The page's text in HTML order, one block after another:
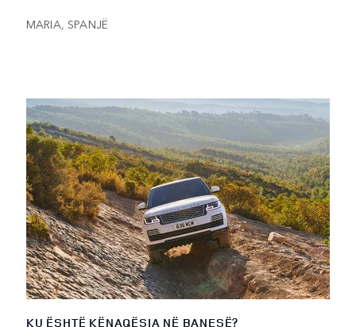
MARIA, SPANJË
KU ËSHTË KËNAQËSIA NË BANESË?